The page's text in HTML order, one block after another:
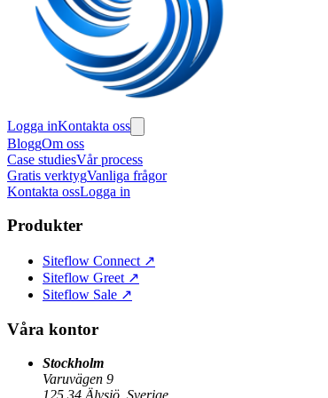
Logga inKontakta oss
BloggOm oss
Case studiesVår process
Gratis verktygVanliga frågor
Kontakta ossLogga in
Produkter
Siteflow Connect ↗
Siteflow Greet ↗
Siteflow Sale ↗
Våra kontor
Stockholm
Varuvägen 9